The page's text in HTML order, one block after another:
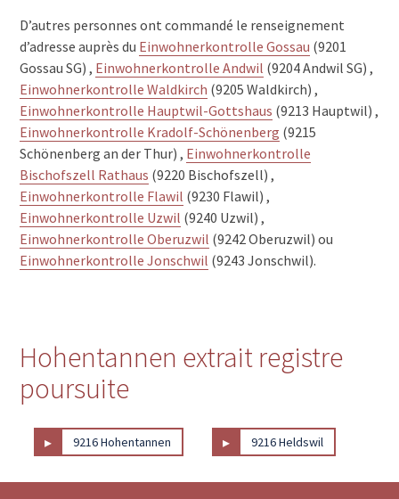
D’autres personnes ont commandé le renseignement
d’adresse auprès du Einwohnerkontrolle Gossau (9201
Gossau SG) , Einwohnerkontrolle Andwil (9204 Andwil SG) ,
Einwohnerkontrolle Waldkirch (9205 Waldkirch) ,
Einwohnerkontrolle Hauptwil-Gottshaus (9213 Hauptwil) ,
Einwohnerkontrolle Kradolf-Schönenberg (9215
Schönenberg an der Thur) , Einwohnerkontrolle
Bischofszell Rathaus (9220 Bischofszell) ,
Einwohnerkontrolle Flawil (9230 Flawil) ,
Einwohnerkontrolle Uzwil (9240 Uzwil) ,
Einwohnerkontrolle Oberuzwil (9242 Oberuzwil) ou
Einwohnerkontrolle Jonschwil (9243 Jonschwil).
Hohentannen extrait registre
poursuite
▸ 9216 Hohentannen ▸ 9216 Heldswil